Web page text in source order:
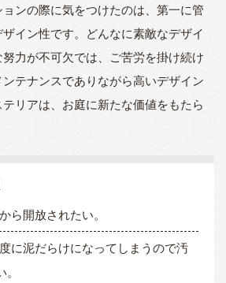
ンの際に気をつけたのは、第一に管
イン性です。どんなに素敵なデザイ
力が不可欠では、ご苦労を掛け続け
テナンスでありながら高いデザイン
リアは、お庭に新たな価値をもたら
ら開放されたい。
に泥だらけになってしまうので汚